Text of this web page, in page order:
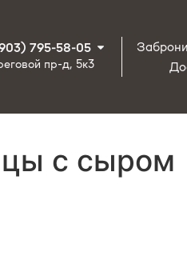
795-58-05
пр-д, 5к3
с сыром